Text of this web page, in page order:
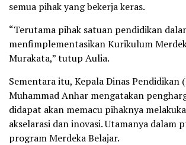
semua pihak yang bekerja keras.
“Terutama pihak satuan pendidikan
menfimplementasikan Kurikulum
Murakata,” tutup Aulia.
Sementara itu, Kepala Dinas Pendidikan
Muhammad Anhar mengatakan
didapat akan memacu pihaknya
akselarasi dan inovasi. Utamanya dalam
program Merdeka Belajar.